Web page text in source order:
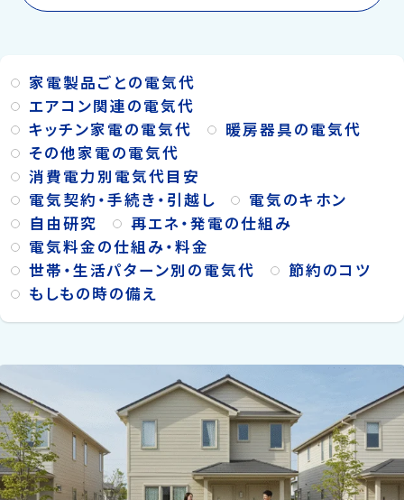
家電製品ごとの電気代
エアコン関連の電気代
キッチン家電の電気代
暖房器具の電気代
その他家電の電気代
消費電力別電気代目安
電気契約・手続き・引越し
電気のキホン
自由研究
再エネ・発電の仕組み
電気料金の仕組み・料金
世帯・生活パターン別の電気代
節約のコツ
もしもの時の備え